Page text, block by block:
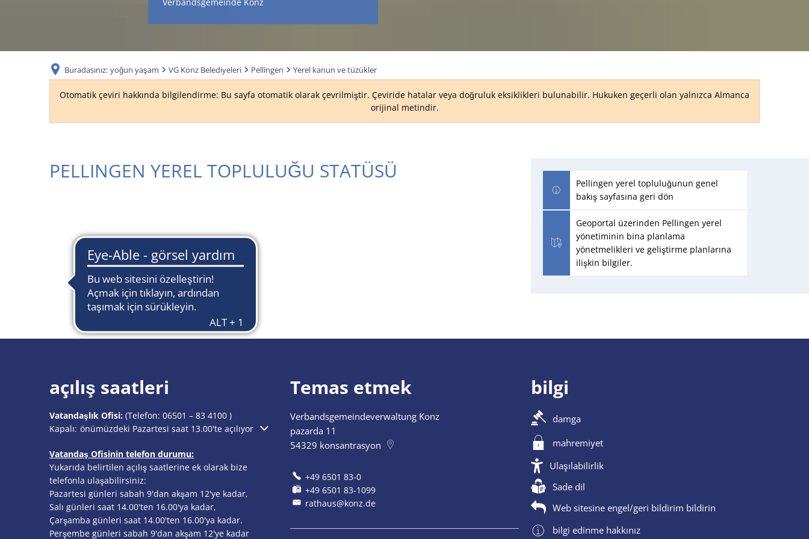
Buradasınız: yoğun yaşam VG Konz Belediyeleri Pellingen Yerel kanun ve tüzükler
Otomatik çeviri hakkında bilgilendirme: Bu sayfa otomatik olarak çevrilmiştir. Çeviride hatalar veya doğruluk eksiklikleri bulunabilir. Hukuken geçerli olan yalnızca Almanca
orijinal metindir.
PELLINGEN YEREL TOPLULUĞU STATÜSÜ
Pellingen yerel topluluğunun genel
bakış sayfasına geri dön
Geoportal üzerinden Pellingen yerel
yönetiminin bina planlama
yönetmelikleri ve geliştirme planlarına
ilişkin bilgiler.
açılış saatleri
Vatandaşlık Ofisi: (Telefon: 06501 – 83 4100 )
Ek açılış veya kapanış saatlerini gizlemek için tıklayın
Kapalı: önümüzdeki Pazartesi saat 13.00'te açılıyor
Vatandaş Ofisinin telefon durumu:
Yukarıda belirtilen açılış saatlerine ek olarak bize
telefonla ulaşabilirsiniz:
Pazartesi günleri sabah 9'dan akşam 12'ye kadar,
Salı günleri saat 14.00'ten 16.00'ya kadar,
Çarşamba günleri saat 14.00'ten 16.00'ya kadar.
Perşembe günleri sabah 9'dan akşam 12'ye kadar
Temas etmek
Verbandsgemeindeverwaltung Konz
pazarda 11
54329 konsantrasyon
+49 6501 83-0
+49 6501 83-1099
rathaus@konz.de
bilgi
damga
mahremiyet
Ulaşılabilirlik
Sade dil
Web sitesine engel/geri bildirim bildirin
bilgi edinme hakkınız